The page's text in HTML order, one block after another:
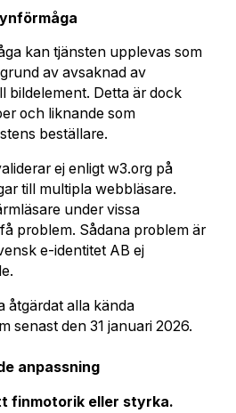
kan tjänsten upplevas som
av avsaknad av
bildelement. Detta är dock
och liknande som
beställare.
ej enligt w3.org på
till multipla webbläsare.
under vissa
problem. Sådana problem är
e-identitet AB ej
åtgärdat alla kända
senast den 31 januari 2026.
anpassning
finmotorik eller styrka.